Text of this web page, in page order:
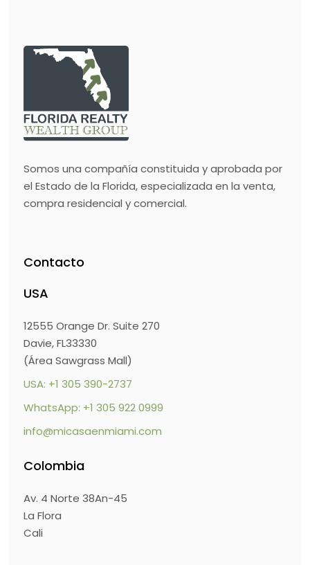
Somos una compañía constituida y aprobada por
el Estado de la Florida, especializada en la venta,
compra residencial y comercial.
Contacto
USA
12555 Orange Dr. Suite 270
Davie, FL33330
(Área Sawgrass Mall)
USA: +1 305 390-2737
WhatsApp: +1 305 922 0999
info@micasaenmiami.com
Colombia
Av. 4 Norte 38An-45
La Flora
Cali